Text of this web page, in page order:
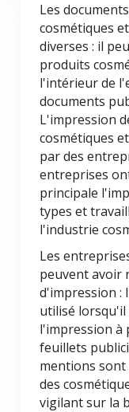
Les
cosmétiques
diverses : il
produits
l'intérieur de
documents
L'impression
cosmétiques
par des
entreprises
principale
types et
l'industrie
Les
peuvent avoir
d'impression :
utilisé
l'impression à
feuillets
mentions
des
vigilant sur la